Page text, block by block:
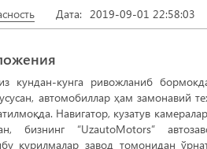
Дата: 2019-09-01 22:58:03
кундан-кунга ривожланиб
автомобиллар ҳам замонавий
Навигатор, кузатув
бизнинг “UzautoMotors”
қурилмалар завод томонидан